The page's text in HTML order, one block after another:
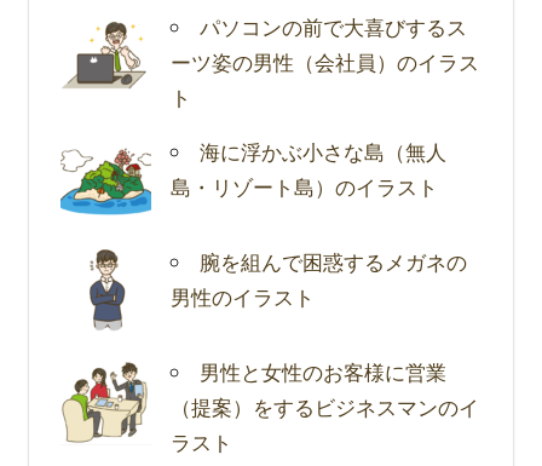
パソコンの前で大喜びするス
ーツ姿の男性（会社員）のイラス
ト
海に浮かぶ小さな島（無人
島・リゾート島）のイラスト
腕を組んで困惑するメガネの
男性のイラスト
男性と女性のお客様に営業
（提案）をするビジネスマンのイ
ラスト